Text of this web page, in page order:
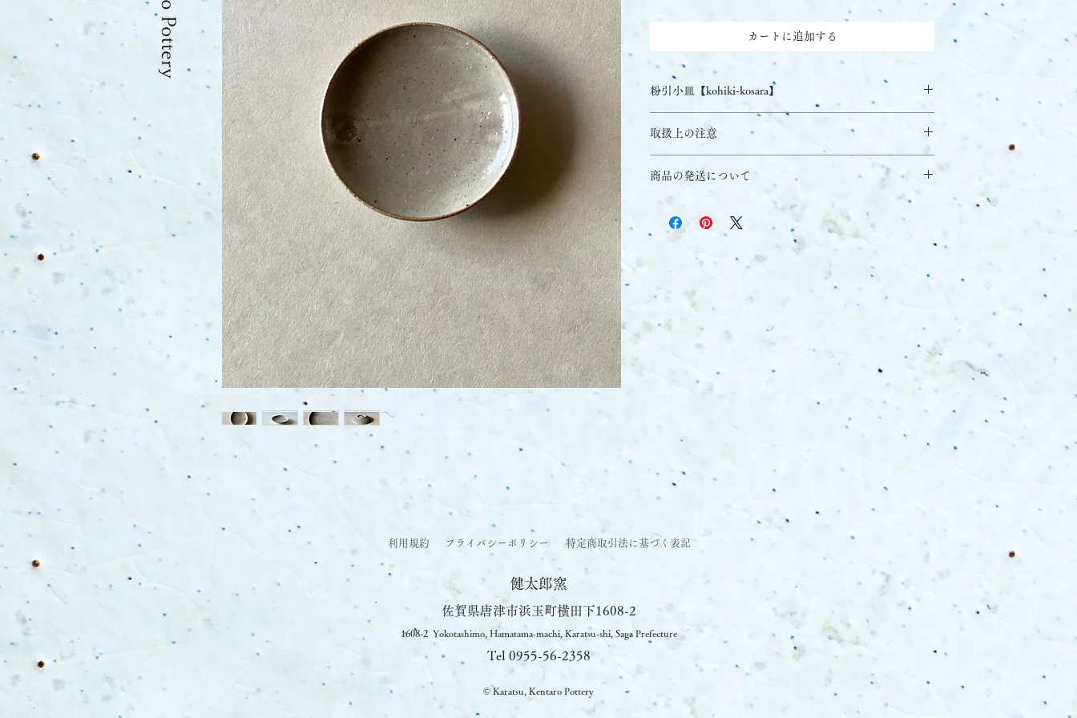
カートに追加する
粉引小皿【kohiki-kosara】
φ105mm×h22mm
[土]
武内地区で採取した土を精製した粘土
[釉薬]
山内地区で採取した長石をベースに調合した釉薬
轆轤成形
a glaze prepared based on feldspar collected in the
potter's wheel molding
取扱上の注意
・器は全工程通じて手作りですので、制作工程の間に個
体差がでてきます。歪みや表面のざらつき、色が均一で
ないといったことが起こる可能性があります。
・商品写真はサンプルです。実際の色はこれとは少し違
う可能性があります。ご理解いただけると幸いです。
・Potteries are handmade through all process.
Due to the process,they may vary.
It could happen they have a warp,rough surface,uneven
color.
Actual color may be slightly different from one in the
商品の発送について
毎月6日、16日、26日までに支払いが完了したご注文
を、それぞれ3〜4営業日以内に発送いたします。
※少人数で運営しておりますので、10日毎に注文を取り
まとめ、発送させていただきます。
※連休等、この限りではない場合があります。
Your order will be shipped upon confirmation of deposit.
Please note that we are a small atelier in the mountains of
Kyushu with limited access to delivery services. Because of
month. For domestic orders, we estimate delivery within 3-
4 days from the date of shipment. National holidays and
利用規約 プライバシーポリシー 特定商取引法に基づく表記
健太郎窯
佐賀県唐津市浜玉町横田下1608-2
1608-2 Yokotashimo, Hamatama-machi, Karatsu-shi, Saga Prefecture
Tel 0955-56-2358
© Karatsu, Kentaro Pottery